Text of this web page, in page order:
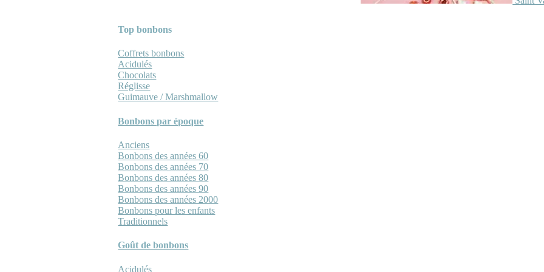
Top bonbons
Coffrets bonbons
Acidulés
Chocolats
Réglisse
Guimauve / Marshmallow
Bonbons par époque
Anciens
Bonbons des années 60
Bonbons des années 70
Bonbons des années 80
Bonbons des années 90
Bonbons des années 2000
Bonbons pour les enfants
Traditionnels
Goût de bonbons
Acidulés